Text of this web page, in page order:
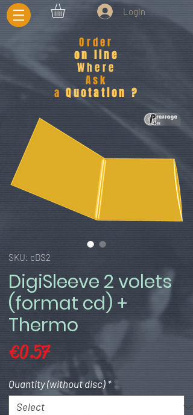
LogIn
Order
on line
Where
Ask
a Quotation ?
SKU: cDS2
DigiSleeve 2 volets
(format cd) +
Thermo
€0.57Price
Quantity (without disc) *